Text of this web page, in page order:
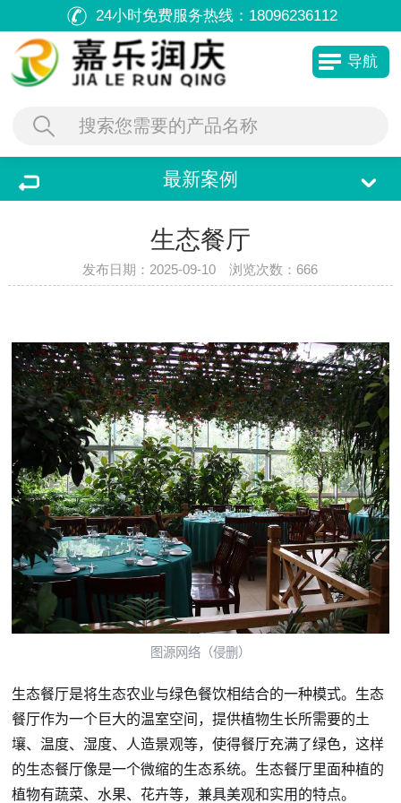
24小时免费服务热线： 18096236112
导航
最新案例
生态餐厅
发布日期：2025-09-10 浏览次数： 666
双击可放大
图源网络（侵删）
生态餐厅是将生态农业与绿色餐饮相结合的一种模式。生态
餐厅作为一个巨大的温室空间，提供植物生长所需要的土
壤、温度、湿度、人造景观等，使得餐厅充满了绿色，这样
的生态餐厅像是一个微缩的生态系统。生态餐厅里面种植的
植物有蔬菜、水果、花卉等，兼具美观和实用的特点。